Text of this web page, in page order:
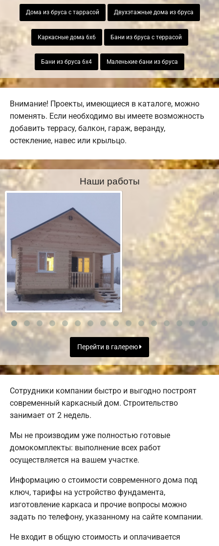
Дома из бруса с таррасой Двухэтажные дома из бруса
Каркасные дома 6х6 Бани из бруса с террасой
Бани из бруса 6х4 Маленькие бани из бруса
Внимание! Проекты, имеющиеся в каталоге, можно
поменять. Если необходимо вы имеете возможность
добавить террасу, балкон, гараж, веранду,
остекление, навес или крыльцо.
Наши работы
Перейти в галерею
Сотрудники компании быстро и выгодно построят
современный каркасный дом. Строительство
занимает от 2 недель.
Мы не производим уже полностью готовые
домокомплекты: выполнение всех работ
осуществляется на вашем участке.
Информацию о стоимости современного дома под
ключ, тарифы на устройство фундамента,
изготовление каркаса и прочие вопросы можно
задать по телефону, указанному на сайте компании.
Не входит в общую стоимость и оплачивается